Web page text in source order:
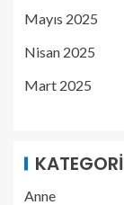
Mayıs 2025
Nisan 2025
Mart 2025
KATEGORI
Anne